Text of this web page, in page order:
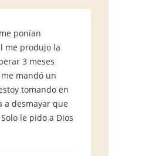
ponían
me produjo la
3 meses
mandó un
tomando en
a desmayar que
le pido a Dios